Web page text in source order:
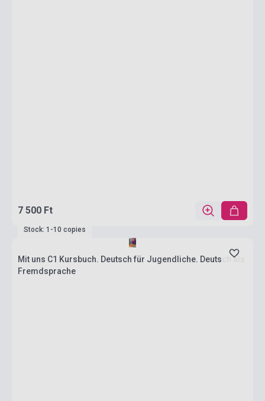
7 500 Ft
Stock: 1-10 copies
Mit uns C1 Kursbuch. Deutsch für Jugendliche. Deutsch als
Fremdsprache